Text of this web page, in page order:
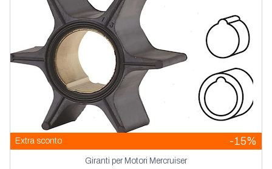
Extra sconto -15%
Giranti per Motori Mercruiser